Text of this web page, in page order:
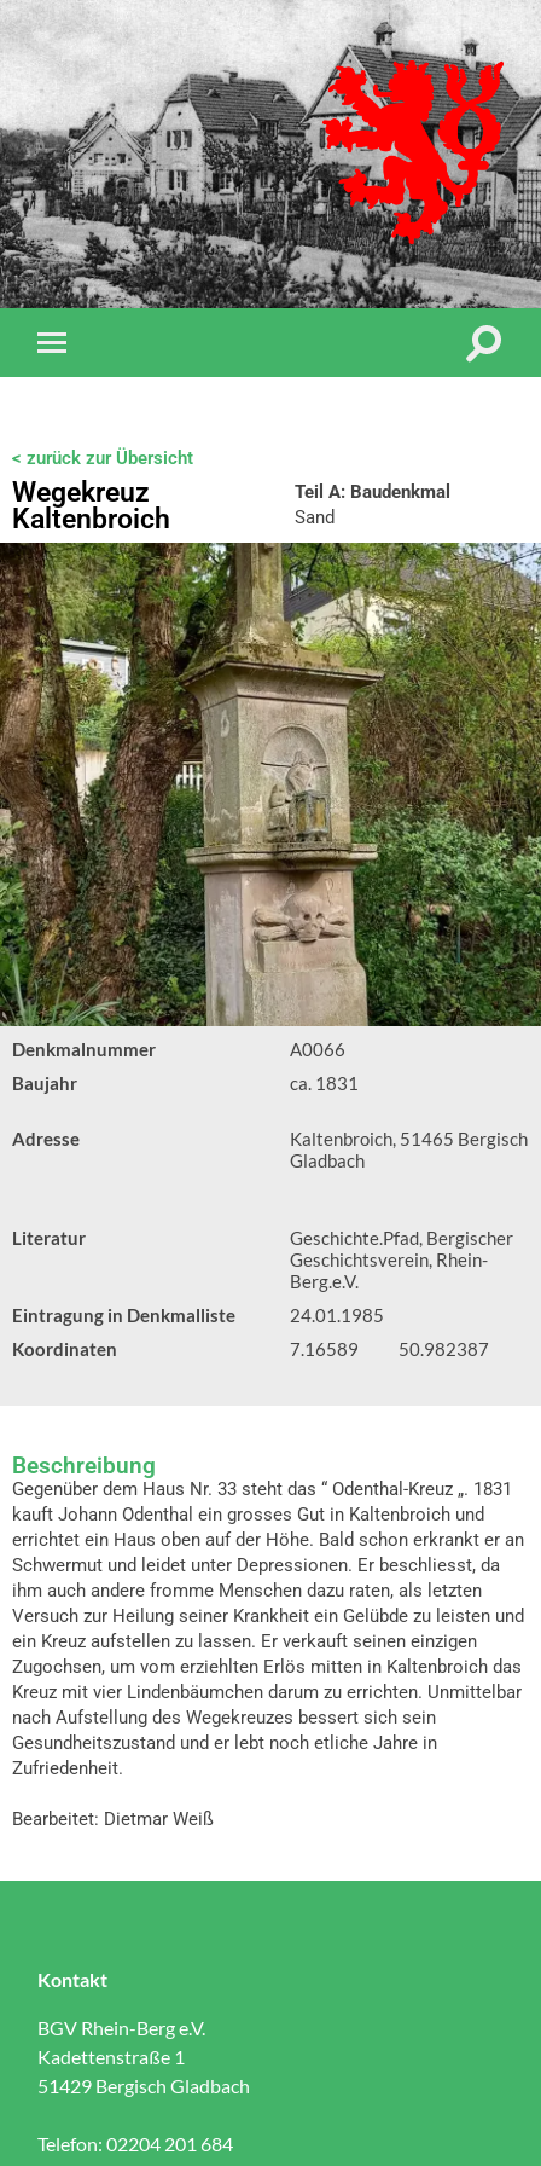
< zurück zur Übersicht
Wegekreuz
Kaltenbroich
Teil A: Baudenkmal
Sand
Denkmalnummer
A0066
Baujahr
ca. 1831
Adresse
Kaltenbroich, 51465 Bergisch
Gladbach
Literatur
Geschichte.Pfad, Bergischer
Geschichtsverein, Rhein-
Berg.e.V.
Eintragung in Denkmalliste
24.01.1985
Koordinaten
7.16589 50.982387
Beschreibung
Gegenüber dem Haus Nr. 33 steht das “ Odenthal-Kreuz „. 1831
kauft Johann Odenthal ein grosses Gut in Kaltenbroich und
errichtet ein Haus oben auf der Höhe. Bald schon erkrankt er an
Schwermut und leidet unter Depressionen. Er beschliesst, da
ihm auch andere fromme Menschen dazu raten, als letzten
Versuch zur Heilung seiner Krankheit ein Gelübde zu leisten und
ein Kreuz aufstellen zu lassen. Er verkauft seinen einzigen
Zugochsen, um vom erziehlten Erlös mitten in Kaltenbroich das
Kreuz mit vier Lindenbäumchen darum zu errichten. Unmittelbar
nach Aufstellung des Wegekreuzes bessert sich sein
Gesundheitszustand und er lebt noch etliche Jahre in
Zufriedenheit.
Bearbeitet: Dietmar Weiß
Kontakt
BGV Rhein-Berg e.V.
Kadettenstraße 1
51429 Bergisch Gladbach
Telefon: 02204 201 684